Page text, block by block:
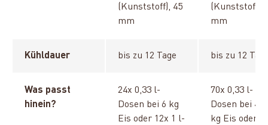
(Kunststoff), 45
mm
(Kunststoff),
mm
Kühldauer bis zu 12 Tage bis zu 12
Was passt
hinein?
24x 0,33 l-
Dosen bei 6 kg
Eis oder 12x 1 l-
70x 0,33 l-
Dosen bei 4-5
kg Eis oder